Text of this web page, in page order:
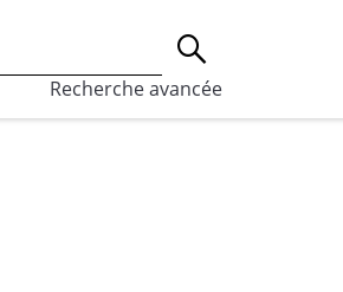
qui sont utilisés à des fins de
Recherche avancée